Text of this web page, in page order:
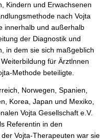
Kindern und Erwachsenen
nach Vojta
innerhalb und außerhalb
der Diagnostik und
in dem sie sich maßgeblich
für Ärztlnnen
Methode beteiligte.
Norwegen, Spanien,
Korea, Japan und Mexiko,
Vojta Gesellschaft e.V.
Referentin in den
Vojta-Therapeuten war sie